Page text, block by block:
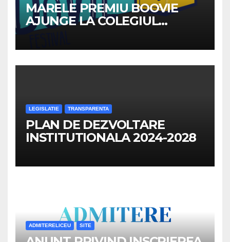
MARELE PREMIU BOOVIE
AJUNGE LA COLEGIUL
NATIONAL ”TRAIAN”
LEGISLATIE TRANSPARENTA
PLAN DE DEZVOLTARE
INSTITUTIONALA 2024-2028
ADMITERELICEU SITE